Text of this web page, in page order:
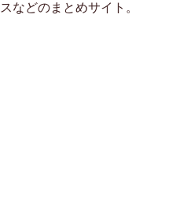
などのまとめサイト。